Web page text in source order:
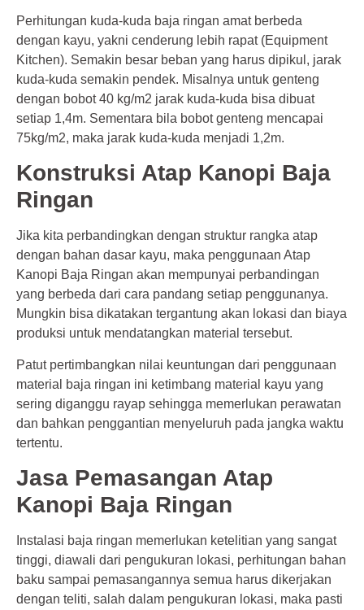
Perhitungan kuda-kuda baja ringan amat berbeda
dengan kayu, yakni cenderung lebih rapat (Equipment
Kitchen). Semakin besar beban yang harus dipikul, jarak
kuda-kuda semakin pendek. Misalnya untuk genteng
dengan bobot 40 kg/m2 jarak kuda-kuda bisa dibuat
setiap 1,4m. Sementara bila bobot genteng mencapai
75kg/m2, maka jarak kuda-kuda menjadi 1,2m.
Konstruksi Atap Kanopi Baja
Ringan
Jika kita perbandingkan dengan struktur rangka atap
dengan bahan dasar kayu, maka penggunaan Atap
Kanopi Baja Ringan akan mempunyai perbandingan
yang berbeda dari cara pandang setiap penggunanya.
Mungkin bisa dikatakan tergantung akan lokasi dan biaya
produksi untuk mendatangkan material tersebut.
Patut pertimbangkan nilai keuntungan dari penggunaan
material baja ringan ini ketimbang material kayu yang
sering diganggu rayap sehingga memerlukan perawatan
dan bahkan penggantian menyeluruh pada jangka waktu
tertentu.
Jasa Pemasangan Atap
Kanopi Baja Ringan
Instalasi baja ringan memerlukan ketelitian yang sangat
tinggi, diawali dari pengukuran lokasi, perhitungan bahan
baku sampai pemasangannya semua harus dikerjakan
dengan teliti, salah dalam pengukuran lokasi, maka pasti